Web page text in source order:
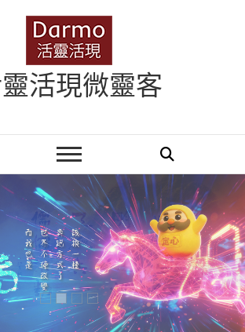
活現微靈客